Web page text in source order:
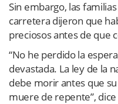
Sin embargo, las
carretera dijeron que
preciosos antes de que
“No he perdido la
devastada. La ley de la
debe morir antes que
muere de repente”,